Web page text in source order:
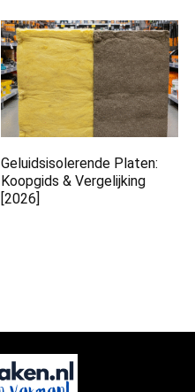
Geluidsisolerende Platen:
Koopgids & Vergelijking
[2026]